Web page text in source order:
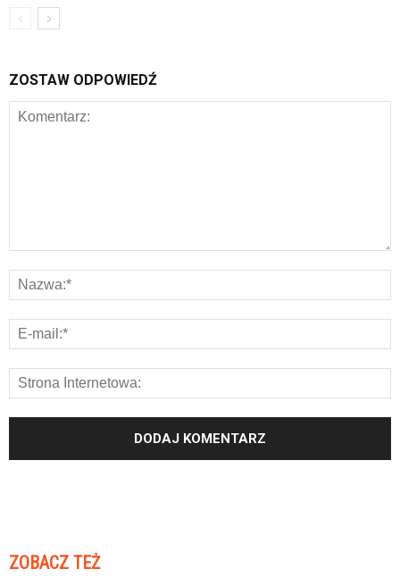
ZOSTAW ODPOWIEDŹ
ZOBACZ TEŻ